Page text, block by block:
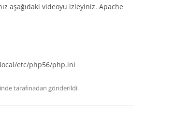
aşağıdaki videoyu izleyiniz. Apache
etc/php56/php.ini
tarafınadan gönderildi.